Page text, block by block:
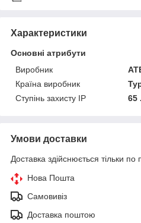
Характеристики
Основні атрибути
Виробник
Країна виробник
Ступінь захисту IP
65 .
Умови доставки
Доставка здійснюється тільки по
Нова Пошта
Самовивіз
Доставка поштою